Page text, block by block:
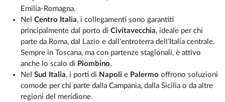
Emilia-Romagna.
NelCentro Italia, i collegamenti sono garantiti
principalmente dal porto diCivitavecchia, ideale per chi
parte da Roma, dal Lazio e dall’entroterra dell’Italia centrale.
Sempre in Toscana, ma con partenze stagionali, è attivo
anche lo scalo di Piombino.
NelSud Italia, i porti di Napoli e Palermo offrono soluzioni
comode per chi parte dalla Campania, dalla Sicilia o da altre
regioni del meridione.